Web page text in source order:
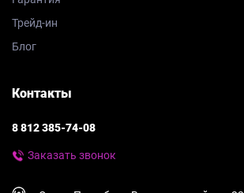
Трейд-ин
Блог
Контакты
8 812 385-74-08
Заказать звонок